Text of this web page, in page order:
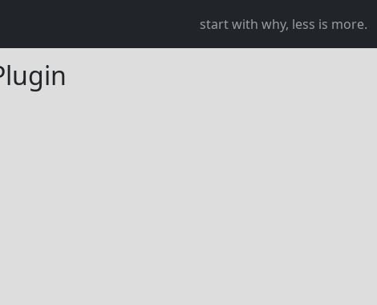
start with why, less is more.